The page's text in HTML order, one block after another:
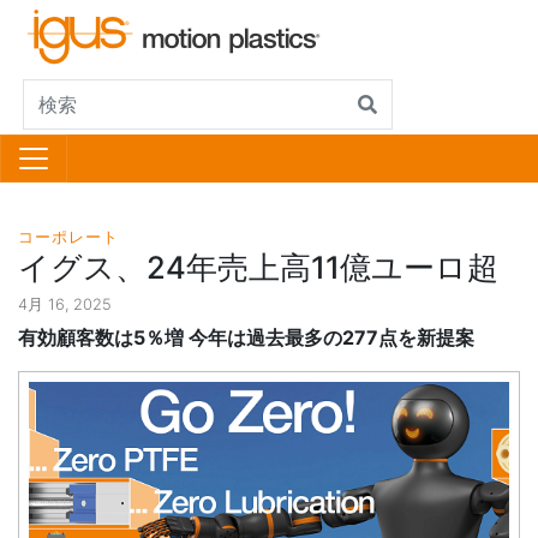
コーポレート
イグス、24年売上高11億ユーロ超
4月 16, 2025
有効顧客数は5％増 今年は過去最多の277点を新提案